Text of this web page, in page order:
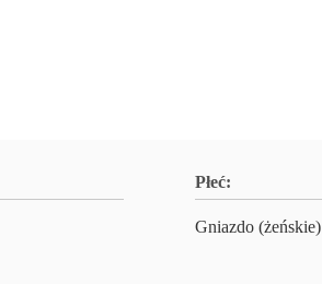
Płeć:
Gniazdo (żeńskie)